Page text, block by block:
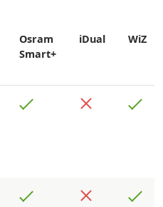
Osram
Smart+
iDual WiZ